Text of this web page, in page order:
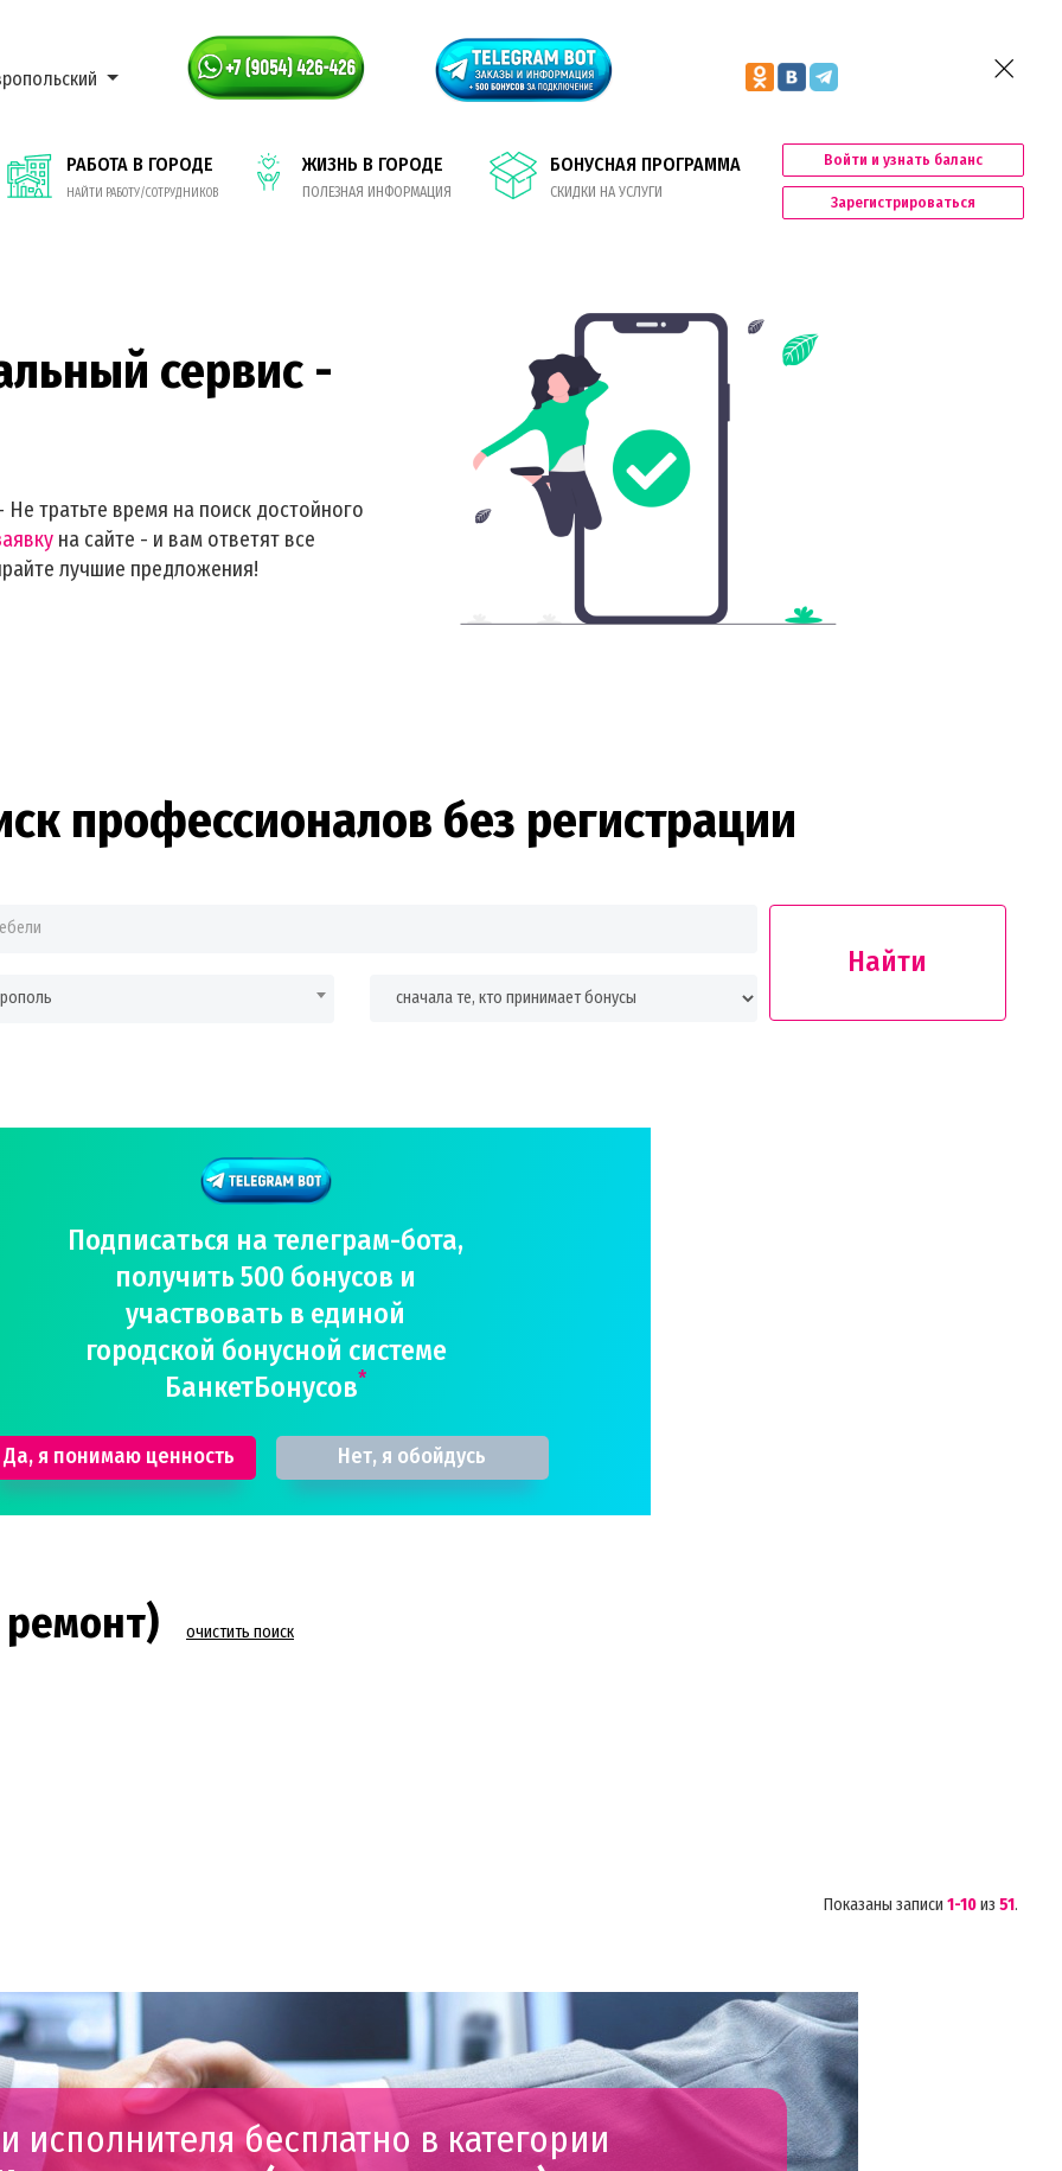
РАБОТА В ГОРОДЕ
НАЙТИ РАБОТУ/СОТРУДНИКОВ
ЖИЗНЬ В ГОРОДЕ
ПОЛЕЗНАЯ ИНФОРМАЦИЯ
БОНУСНАЯ ПРОГРАММА
СКИДКИ НА УСЛУГИ
Войти и узнать баланс
Зарегистрироваться
сервис -
тратьте время на поиск достойного
на сайте - и вам ответят все
лучшие предложения!
профессионалов без регистрации
Найти
Подписаться на телеграм-бота,
получить 500 бонусов и
участвовать в единой
городской бонусной системе
БанкетБонусов*
Да, я понимаю ценность Нет, я обойдусь
очистить поиск
Показаны записи 1-10из 51.
исполнителя бесплатно в категории